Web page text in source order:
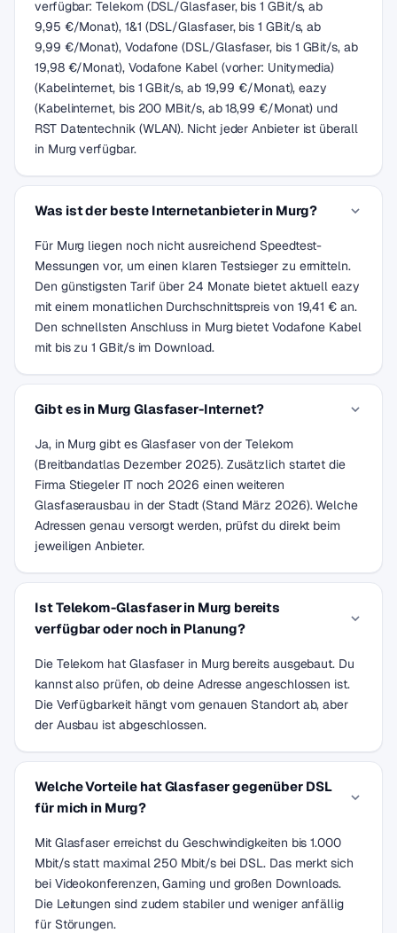
verfügbar: Telekom (DSL/Glasfaser, bis 1 GBit/s, ab
9,95 €/Monat), 1&1 (DSL/Glasfaser, bis 1 GBit/s, ab
9,99 €/Monat), Vodafone (DSL/Glasfaser, bis 1 GBit/s, ab
19,98 €/Monat), Vodafone Kabel (vorher: Unitymedia)
(Kabelinternet, bis 1 GBit/s, ab 19,99 €/Monat), eazy
(Kabelinternet, bis 200 MBit/s, ab 18,99 €/Monat) und
RST Datentechnik (WLAN). Nicht jeder Anbieter ist überall
in Murg verfügbar.
Was ist der beste Internetanbieter in Murg?
Für Murg liegen noch nicht ausreichend Speedtest-
Messungen vor, um einen klaren Testsieger zu ermitteln.
Den günstigsten Tarif über 24 Monate bietet aktuell eazy
mit einem monatlichen Durchschnittspreis von 19,41 € an.
Den schnellsten Anschluss in Murg bietet Vodafone Kabel
mit bis zu 1 GBit/s im Download.
Gibt es in Murg Glasfaser-Internet?
Ja, in Murg gibt es Glasfaser von der Telekom
(Breitbandatlas Dezember 2025). Zusätzlich startet die
Firma Stiegeler IT noch 2026 einen weiteren
Glasfaserausbau in der Stadt (Stand März 2026). Welche
Adressen genau versorgt werden, prüfst du direkt beim
jeweiligen Anbieter.
Ist Telekom-Glasfaser in Murg bereits
verfügbar oder noch in Planung?
Die Telekom hat Glasfaser in Murg bereits ausgebaut. Du
kannst also prüfen, ob deine Adresse angeschlossen ist.
Die Verfügbarkeit hängt vom genauen Standort ab, aber
der Ausbau ist abgeschlossen.
Welche Vorteile hat Glasfaser gegenüber DSL
für mich in Murg?
Mit Glasfaser erreichst du Geschwindigkeiten bis 1.000
Mbit/s statt maximal 250 Mbit/s bei DSL. Das merkt sich
bei Videokonferenzen, Gaming und großen Downloads.
Die Leitungen sind zudem stabiler und weniger anfällig
für Störungen.